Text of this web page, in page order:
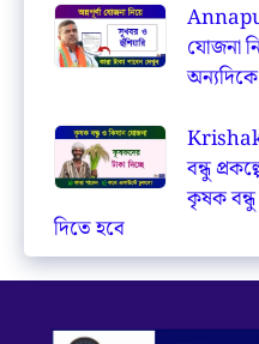
যোজনা
অন্যদিকে
বন্ধু
কৃষক
দিতে হবে